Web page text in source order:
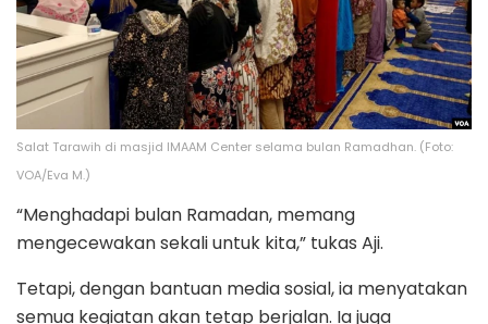
Salat Tarawih di masjid IMAAM Center selama bulan Ramadhan. (Foto:
VOA/Eva M.)
“Menghadapi bulan Ramadan, memang
mengecewakan sekali untuk kita,” tukas Aji.
Tetapi, dengan bantuan media sosial, ia menyatakan
semua kegiatan akan tetap berjalan. Ia juga